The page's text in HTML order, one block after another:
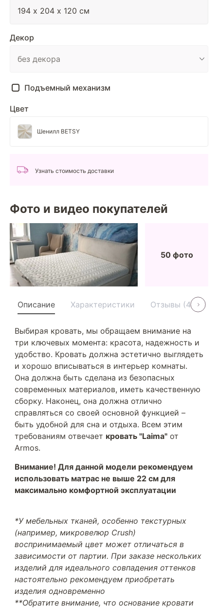
Декор
Подъемный механизм
Цвет
Шенилл BETSY
Узнать стоимость доставки
Фото и видео покупателей
50 фото
Описание Характеристики Отзывы (40)
Выбирая кровать, мы обращаем внимание на
три ключевых момента: красота, надежность и
удобство. Кровать должна эстетично выглядеть
и хорошо вписываться в интерьер комнаты.
Она должна быть сделана из безопасных
современных материалов, иметь качественную
сборку. Наконец, она должна отлично
справляться со своей основной функцией –
быть удобной для сна и отдыха. Всем этим
требованиям отвечает кровать "Laima" от
Armos.
Внимание! Для данной модели рекомендуем
использовать матрас не выше 22 см для
максимально комфортной эксплуатации
*У мебельных тканей, особенно текстурных
(например, микровелюр Crush)
воспринимаемый цвет может отличаться в
зависимости от партии. При заказе нескольких
изделий для идеального совпадения оттенков
настоятельно рекомендуем приобретать
изделия одновременно
**Обратите внимание, что основание кровати